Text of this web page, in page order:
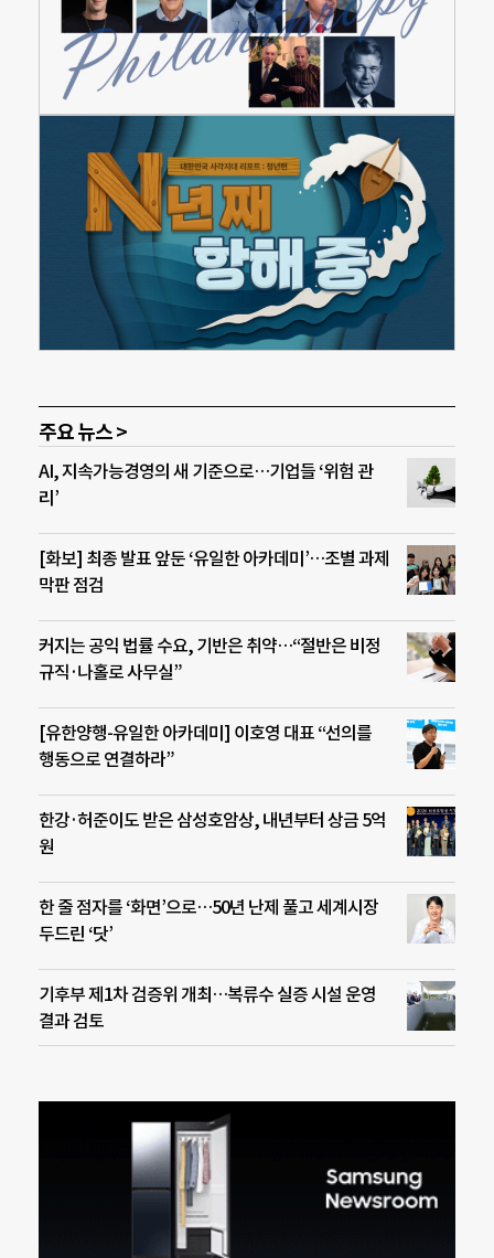
주요 뉴스 >
AI, 지속가능경영의 새 기준으로…기업들 ‘위험 관
리’
[화보] 최종 발표 앞둔 ‘유일한 아카데미’…조별 과제
막판 점검
커지는 공익 법률 수요, 기반은 취약…“절반은 비정
규직·나홀로 사무실”
[유한양행-유일한 아카데미] 이호영 대표 “선의를
행동으로 연결하라”
한강·허준이도 받은 삼성호암상, 내년부터 상금 5억
원
한 줄 점자를 ‘화면’으로…50년 난제 풀고 세계시장
두드린 ‘닷’
기후부 제1차 검증위 개최…복류수 실증 시설 운영
결과 검토